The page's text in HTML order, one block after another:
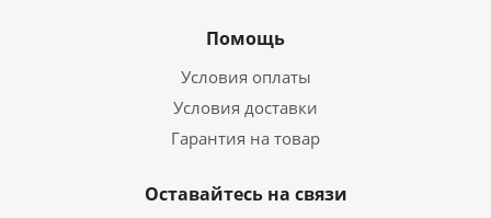
Помощь
Условия оплаты
Условия доставки
Гарантия на товар
Оставайтесь на связи